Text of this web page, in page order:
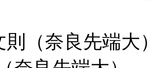
則（奈良先端